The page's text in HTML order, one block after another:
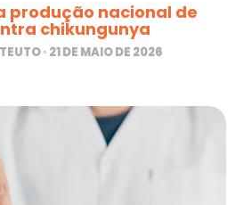
produção nacional de
chikungunya
21 DE MAIO DE 2026